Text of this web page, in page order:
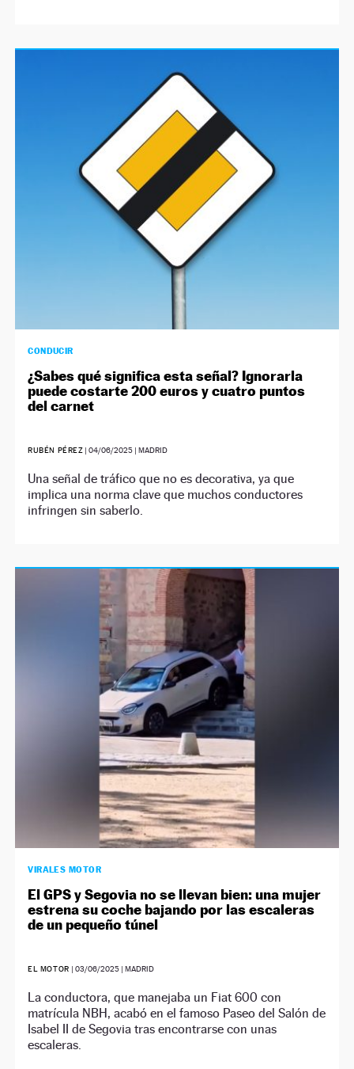
CONDUCIR
¿Sabes qué significa esta señal? Ignorarla
puede costarte 200 euros y cuatro puntos
del carnet
RUBÉN PÉREZ |04/06/2025 | MADRID
Una señal de tráfico que no es decorativa, ya que
implica una norma clave que muchos conductores
infringen sin saberlo.
VIRALES MOTOR
El GPS y Segovia no se llevan bien: una mujer
estrena su coche bajando por las escaleras
de un pequeño túnel
EL MOTOR | 03/06/2025| MADRID
La conductora, que manejaba un Fiat 600 con
matrícula NBH, acabó en el famoso Paseo del Salón de
Isabel II de Segovia tras encontrarse con unas
escaleras.